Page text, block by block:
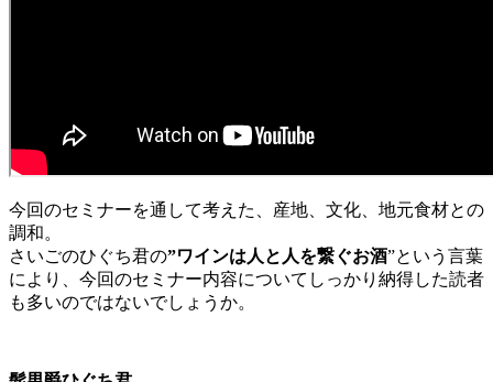
今回のセミナーを通して考えた、産地、文化、地元食材との
調和。
さいごのひぐち君の”ワインは人と人を繋ぐお酒”という言葉
により、今回のセミナー内容についてしっかり納得した読者
も多いのではないでしょうか。